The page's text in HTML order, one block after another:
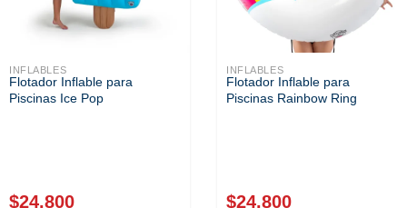
INFLABLES
Flotador Inflable para
Piscinas Ice Pop
$24.800
INFLABLES
Flotador Inflable para
Piscinas Rainbow Ring
$24.800